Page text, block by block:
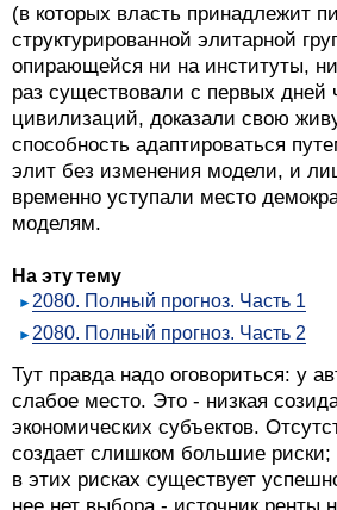
(в которых власть принадлежит
структурированной элитарной
опирающейся ни на институты,
раз существовали с первых дней
цивилизаций, доказали свою
способность адаптироваться
элит без изменения модели, и
временно уступали место
моделям.
На эту тему
2080. Полный прогноз. Часть 1
2080. Полный прогноз. Часть 2
Тут правда надо оговориться: у
слабое место. Это - низкая
экономических субъектов.
создает слишком большие риски;
в этих рисках существует
нее нет выбора - источник ренты